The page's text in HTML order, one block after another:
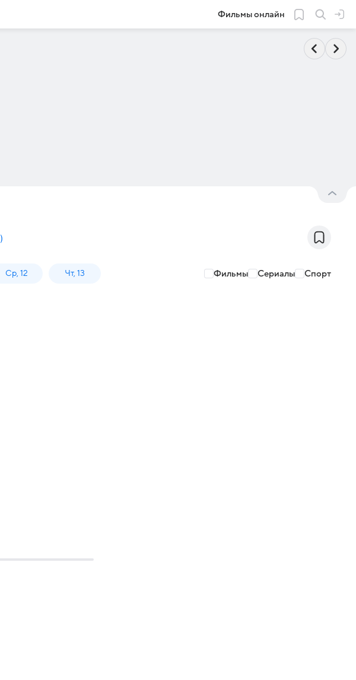
Фильмы онлайн
)
Ср, 12 Чт, 13 Фильмы Сериалы Спорт